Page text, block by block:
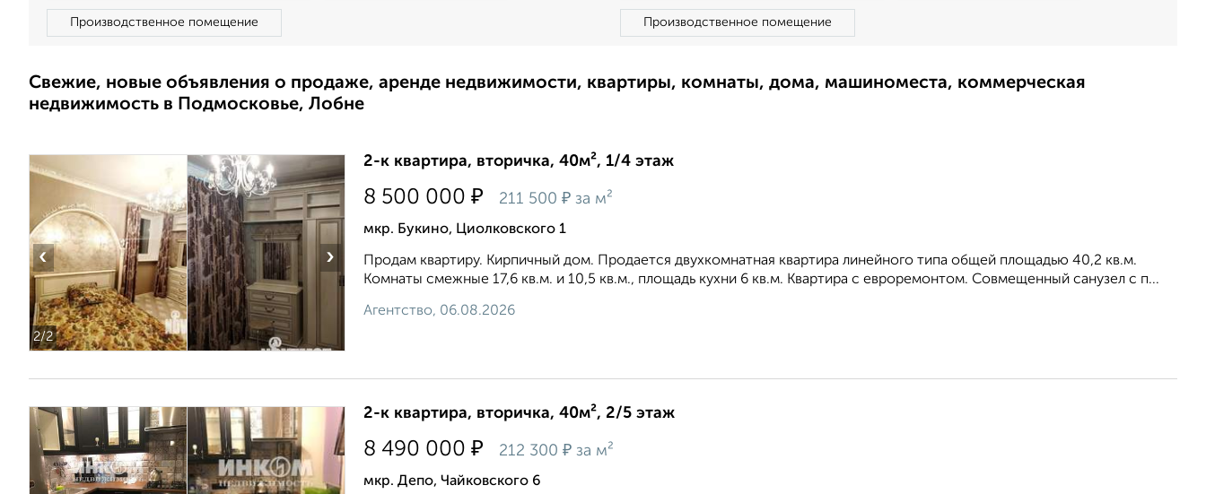
Производственное помещение Производственное помещение
Свежие, новые объявления о продаже, аренде недвижимости, квартиры, комнаты, дома, машиноместа, коммерческая
недвижимость в Подмосковье, Лобне
2/2
‹ ›
2-к квартира, вторичка, 40м², 1/4 этаж
8 500 000 ₽ 211 500 ₽ за м²
мкр. Букино, Циолковского 1
Продам квартиру. Кирпичный дом. Продается двухкомнатная квартира линейного типа общей площадью 40,2 кв.м.
Комнаты смежные 17,6 кв.м. и 10,5 кв.м., площадь кухни 6 кв.м. Квартира с евроремонтом. Совмещенный санузел с п...
Агентство, 06.08.2026
2-к квартира, вторичка, 40м², 2/5 этаж
8 490 000 ₽ 212 300 ₽ за м²
мкр. Депо, Чайковского 6